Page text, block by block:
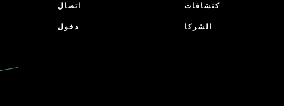
اتصال
دخول
كتشافات
الشركا